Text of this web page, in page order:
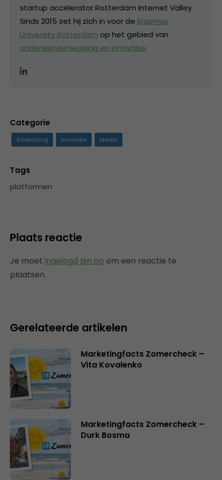
startup accelerator Rotterdam Internet Valley.
Sinds 2015 zet hij zich in voor de Erasmus
University Rotterdam op het gebied van
onderwijsvernieuwing en innovatie.
Categorie
Advertising Innovatie Media
Tags
platformen
Plaats reactie
Je moet ingelogd zijn op om een reactie te
plaatsen.
Gerelateerde artikelen
Marketingfacts Zomercheck –
Vita Kovalenko
Marketingfacts Zomercheck –
Durk Bosma